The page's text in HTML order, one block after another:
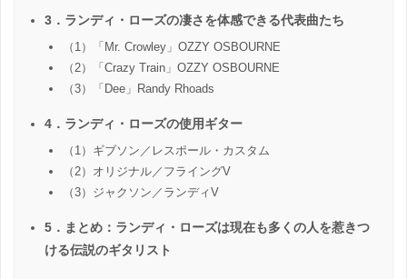
3．ランディ・ローズの凄さを体感できる代表曲たち
（1）「Mr. Crowley」OZZY OSBOURNE
（2）「Crazy Train」OZZY OSBOURNE
（3）「Dee」Randy Rhoads
4．ランディ・ローズの使用ギター
（1）ギブソン／レスポール・カスタム
（2）オリジナル／フライングV
（3）ジャクソン／ランディV
5．まとめ：ランディ・ローズは現在も多くの人を惹きつ
ける伝説のギタリスト